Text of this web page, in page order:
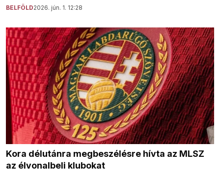
BELFÖLD2026. jún. 1. 12:28
Kora délutánra megbeszélésre hívta az MLSZ
az élvonalbeli klubokat